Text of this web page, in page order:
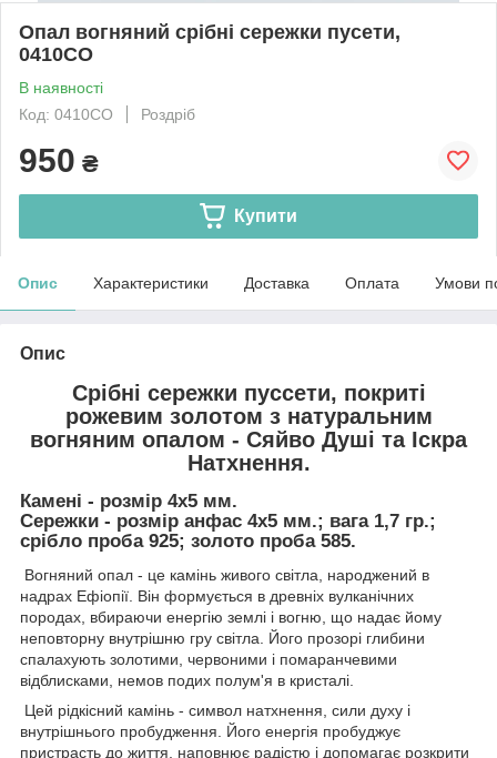
Опал вогняний срібні сережки пусети,
0410СО
В наявності
Код: 0410СО
Роздріб
950 ₴
Купити
Опис Характеристики Доставка Оплата Умови
Опис
Срібні сережки пуссети, покриті
рожевим золотом з натуральним
вогняним опалом - Сяйво Душі та Іскра
Натхнення.
Камені - розмір 4х5 мм.
Сережки - розмір анфас 4х5 мм.; вага 1,7 гр.;
срібло проба 925; золото проба 585.
Вогняний опал - це камінь живого світла, народжений в
надрах Ефіопії. Він формується в древніх вулканічних
породах, вбираючи енергію землі і вогню, що надає йому
неповторну внутрішню гру світла. Його прозорі глибини
спалахують золотими, червоними і помаранчевими
відблисками, немов подих полум'я в кристалі.
Цей рідкісний камінь - символ натхнення, сили духу і
внутрішнього пробудження. Його енергія пробуджує
пристрасть до життя, наповнює радістю і допомагає розкрити